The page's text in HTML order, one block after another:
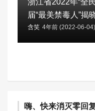
浙江省2022年“全
届“最美禁毒人”揭
含笑 4年前 (2022-06-04)
嗨、快来消灭零回复